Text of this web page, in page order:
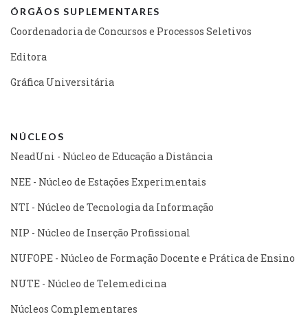
ÓRGÃOS SUPLEMENTARES
Coordenadoria de Concursos e Processos Seletivos
Editora
Gráfica Universitária
NÚCLEOS
NeadUni - Núcleo de Educação a Distância
NEE - Núcleo de Estações Experimentais
NTI - Núcleo de Tecnologia da Informação
NIP - Núcleo de Inserção Profissional
NUFOPE - Núcleo de Formação Docente e Prática de Ensino
NUTE - Núcleo de Telemedicina
Núcleos Complementares